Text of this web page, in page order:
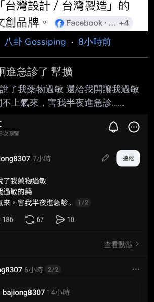
八卦 Gossiping · 8小時前
進急診了 幫擴
了我藥物過敏 還給我開讓我過敏
上氣來，害我半夜進急診…
YVtBW8j.jpeg 八炯是中共頭
不可能誤食藥物 一定是有人故意拿
炯福食的 請有關單位一定要調查
的共諜抓出來 --